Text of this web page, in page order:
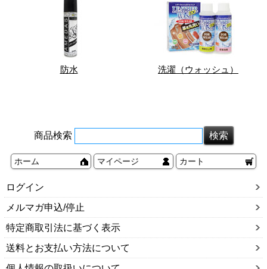
防水 洗濯（ウォッシュ）
商品検索
ホーム マイページ カート
ログイン
メルマガ申込/停止
特定商取引法に基づく表示
送料とお支払い方法について